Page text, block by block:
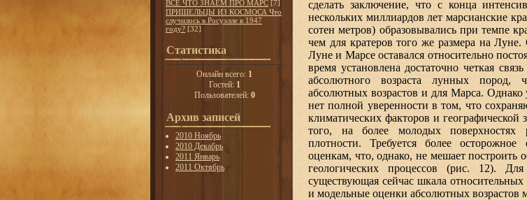
ВСЕ ЧТО ЗНАЕМ ПРО МАРС [7]
ПРИШЕЛЬЦЫ ИЗ КОСМОСА Что
случилось в Росуэлле в 1947
году? [32]
Статистика
Онлайн всего: 1
Гостей: 1
Пользователей: 0
Архив записей
2010 Ноябрь
2010 Декабрь
2011 Январь
2011 Октябрь
сделать заключение, что с конца
нескольких миллиардов лет марсианские
сотен метров) образовывались при темпе
чем для кратеров того же размера на Луне.
Луне и Марсе оставался относительно
время установлена достаточно четкая
абсолютного возраста лунных пород,
абсолютных возрастов и для Марса. Однако
нет полной уверенности в том, что
климатических факторов и географической
того, на более молодых поверхностях
плотности. Требуется более
оценкам, что, однако, не мешает
геологических процессов (рис. 12).
существующая сейчас шкала
и модельные оценки абсолютных возрастов